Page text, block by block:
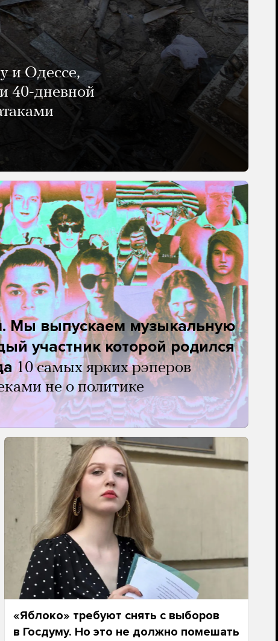
и Одессе,
40-дневной
Мы выпускаем музыкальную
участник которой родился
10 самых ярких рэперов
не о политике
«Яблоко» требуют снять с выборов
в Госдуму. Но это не должно помешать